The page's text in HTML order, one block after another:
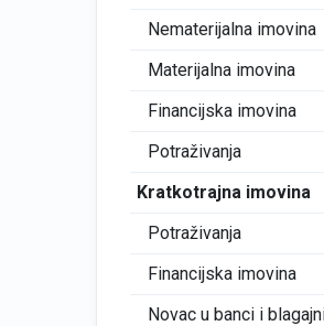
Nematerijalna imovina
Materijalna imovina
Financijska imovina
Potraživanja
Kratkotrajna imovina
Potraživanja
Financijska imovina
Novac u banci i